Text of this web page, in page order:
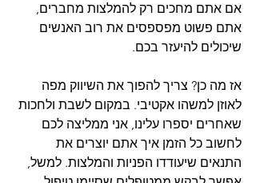
אם אתם מחכים רק להמלצות מחברים,
אתם פשוט מפספסים את רוב האנשים
שיכולים להיעזר בכם.
אז מה כן? צריך להפוך את השיווק מפה
לאוזן למשהו אקטיבי. במקום לשבת ולחכות
שאחרים יספרו עלינו, אני ממליצה לכם
לחשוב כל הזמן איך אתם יוצרים את
התנאים שיעודדו הפניות והמלצות. למשל,